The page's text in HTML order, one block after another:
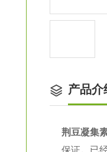
产品介
荆豆凝集
保证。已